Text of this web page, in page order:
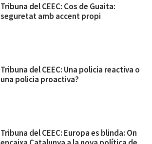
Tribuna del CEEC: Cos de Guaita:
seguretat amb accent propi
Tribuna del CEEC: Una policia reactiva o
una policia proactiva?
Tribuna del CEEC: Europa es blinda: On